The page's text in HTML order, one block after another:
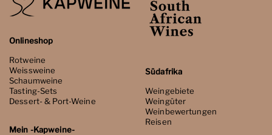
Onlineshop
Rotweine
Weissweine
Schaumweine
Tasting-Sets
Dessert- & Port-Weine
Mein -Kapweine-
Südafrika
Weingebiete
Weingüter
Weinbewertungen
Reisen